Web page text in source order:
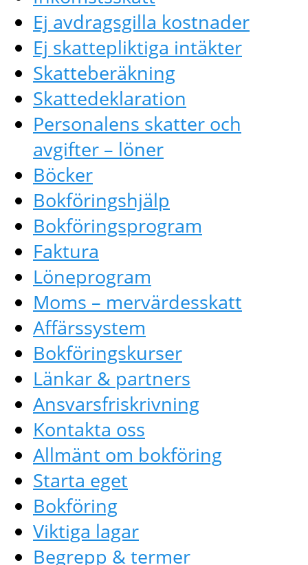
Ej avdragsgilla kostnader
Ej skattepliktiga intäkter
Skatteberäkning
Skattedeklaration
Personalens skatter och
avgifter – löner
Böcker
Bokföringshjälp
Bokföringsprogram
Faktura
Löneprogram
Moms – mervärdesskatt
Affärssystem
Bokföringskurser
Länkar & partners
Ansvarsfriskrivning
Kontakta oss
Allmänt om bokföring
Starta eget
Bokföring
Viktiga lagar
Begrepp & termer